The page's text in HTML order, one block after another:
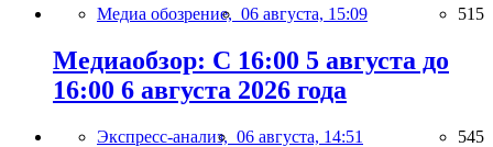
Медиа обозрение, 06 августа, 15:09 515
Медиаобзор: С 16:00 5 августа до
16:00 6 августа 2026 года
Экспресс-анализ, 06 августа, 14:51 545